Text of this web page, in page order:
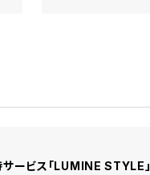
ービス 「LUMINE STYLE」